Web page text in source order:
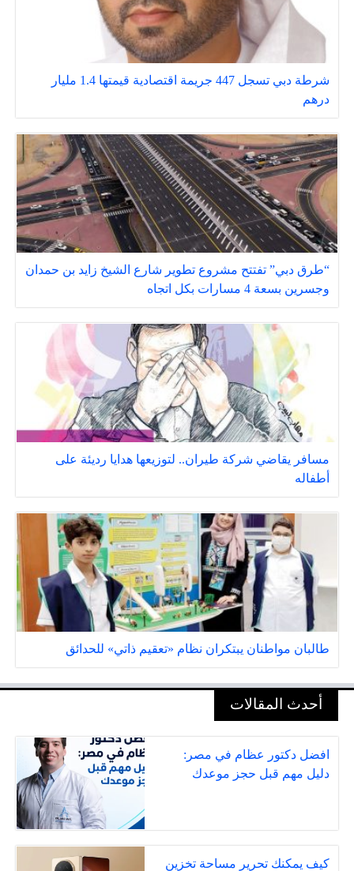
شرطة دبي تسجل 447 جريمة اقتصادية قيمتها 1.4 مليار
درهم
“طرق دبي” تفتتح مشروع تطوير شارع الشيخ زايد بن حمدان
وجسرين بسعة 4 مسارات بكل اتجاه
مسافر يقاضي شركة طيران.. لتوزيعها هدايا رديئة على
أطفاله
طالبان مواطنان يبتكران نظام «تعقيم ذاتي» للحدائق
أحدث المقالات
افضل دكتور عظام في مصر:
دليل مهم قبل حجز موعدك
كيف يمكنك تحرير مساحة تخزين